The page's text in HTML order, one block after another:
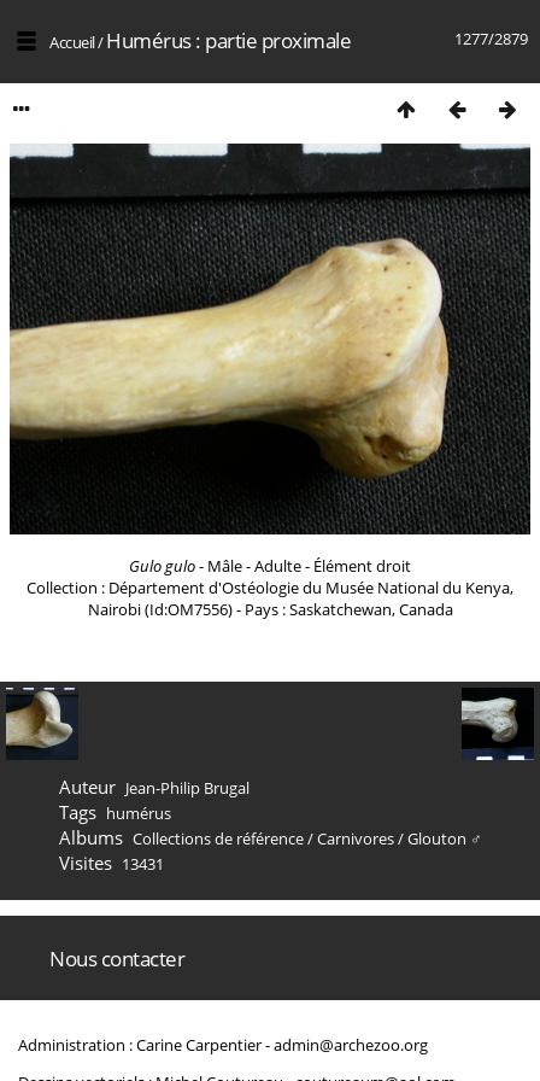
1277/2879
Accueil/Humérus : partie proximale
Gulo gulo- Mâle - Adulte - Élément droit
Collection : Département d'Ostéologie du Musée National du Kenya,
Nairobi (Id:OM7556) - Pays : Saskatchewan, Canada
Auteur Jean-Philip Brugal
Tags humérus
Albums Collections de référence/Carnivores/Glouton ♂
Visites 13431
Nous contacter
Administration : Carine Carpentier -admin@archezoo.org